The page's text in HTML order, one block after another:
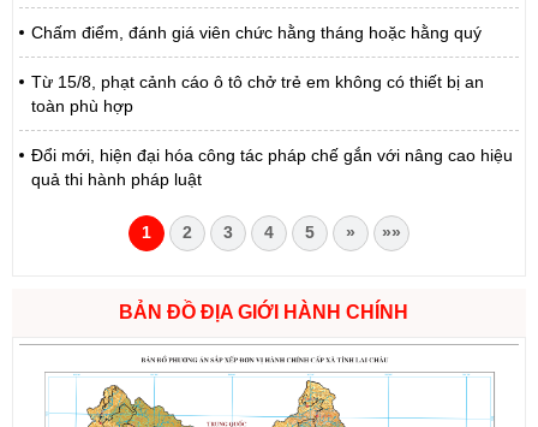
Chấm điểm, đánh giá viên chức hằng tháng hoặc hằng quý
Từ 15/8, phạt cảnh cáo ô tô chở trẻ em không có thiết bị an
toàn phù hợp
Đổi mới, hiện đại hóa công tác pháp chế gắn với nâng cao hiệu
quả thi hành pháp luật
1 2 3 4 5 » »»
BẢN ĐỒ ĐỊA GIỚI HÀNH CHÍNH